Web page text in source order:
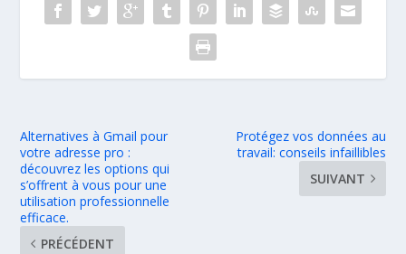
Alternatives à Gmail pour
votre adresse pro :
découvrez les options qui
s’offrent à vous pour une
utilisation professionnelle
efficace.
PRÉCÉDENT
Protégez vos données au
travail: conseils infaillibles
SUIVANT